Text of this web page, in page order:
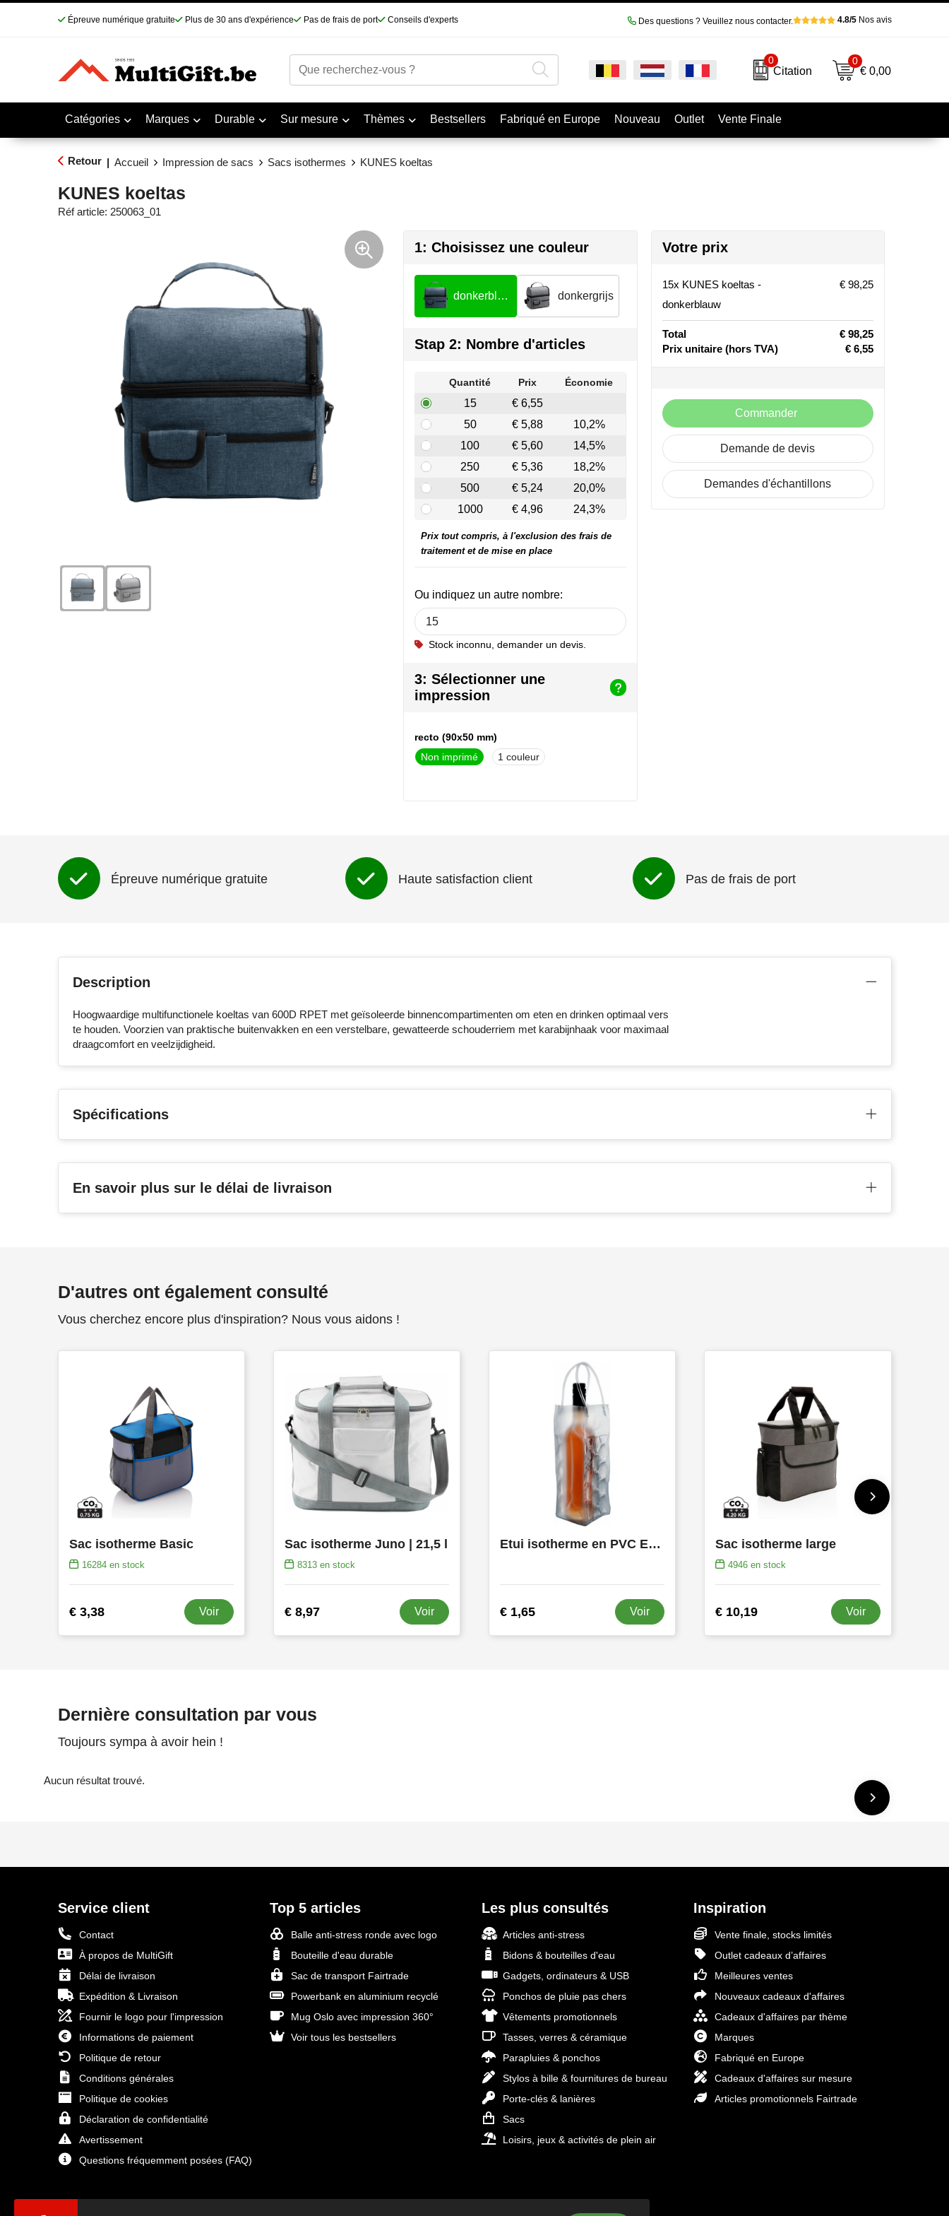
Épreuve numérique gratuite Plus de 30 ans d'expérience Pas de frais de port Conseils d'experts Des questions ? Veuillez nous contacter. 4.8/5Nos avis
0
Citation
0
€ 0,00
Catégories Marques Durable Sur mesure Thèmes Bestsellers Fabriqué en Europe Nouveau Outlet Vente Finale
Retour | Accueil Impression de sacs Sacs isothermes KUNES koeltas
KUNES koeltas
Réf article: 250063_01
1: Choisissez une couleur
donkerblauw donkergrijs
Stap 2: Nombre d'articles
Quantité Prix Économie
15
€ 6,55
50
€ 5,88
10,2%
100
€ 5,60
14,5%
250
€ 5,36
18,2%
500
€ 5,24
20,0%
1000
€ 4,96 24,3%
Ou indiquez un autre nombre:
Stock inconnu, demander un devis.
Prix tout compris, à l'exclusion des frais de
traitement et de mise en place
3: Sélectionner une
impression
recto (90x50 mm)
Non imprimé
1
Votre prix
15x KUNES koeltas -
donkerblauw
€ 98,25
Total
€ 98,25
Prix unitaire(hors TVA) € 6,55
Commander
Demande de devis
Demandes d'échantillons
Épreuve numérique gratuite Haute satisfaction client Pas de frais de port
Description
Hoogwaardige multifunctionele koeltas van 600D RPET met geïsoleerde binnencompartimenten om eten en drinken optimaal vers
te houden. Voorzien van praktische buitenvakken en een verstelbare, gewatteerde schouderriem met karabijnhaak voor maximaal
draagcomfort en veelzijdigheid.
Spécifications
En savoir plus sur le délai de livraison
D'autres ont également consulté
Vous cherchez encore plus d'inspiration? Nous vous aidons !
Sac isotherme Basic
16284en stock
€ 3,38 Voir
Sac isotherme Juno | 21,5 l
8313en stock
€ 8,97 Voir
Etui isotherme en PVC Estelle
€ 1,65 Voir
Sac isotherme large
4946 en stock
€ 10,19 Voir
Dernière consultation par vous
Toujours sympa à avoir hein !
Aucun résultat trouvé.
Service client
Contact
À propos de MultiGift
Délai de livraison
Expédition & Livraison
Fournir le logo pour l'impression
Informations de paiement
Politique de retour
Conditions générales
Politique de cookies
Déclaration de confidentialité
Avertissement
Questions fréquemment posées (FAQ)
Top 5 articles
Balle anti-stress ronde avec logo
Bouteille d'eau durable
Sac de transport Fairtrade
Powerbank en aluminium recyclé
Mug Oslo avec impression 360°
Voir tous les bestsellers
Les plus consultés
Articles anti-stress
Bidons & bouteilles d'eau
Gadgets, ordinateurs & USB
Ponchos de pluie pas chers
Vêtements promotionnels
Tasses, verres & céramique
Parapluies & ponchos
Stylos à bille & fournitures de bureau
Porte-clés & lanières
Sacs
Loisirs, jeux & activités de plein air
Inspiration
Vente finale, stocks limités
Outlet cadeaux d’affaires
Meilleures ventes
Nouveaux cadeaux d'affaires
Cadeaux d'affaires par thème
Marques
Fabriqué en Europe
Cadeaux d'affaires sur mesure
Articles promotionnels Fairtrade